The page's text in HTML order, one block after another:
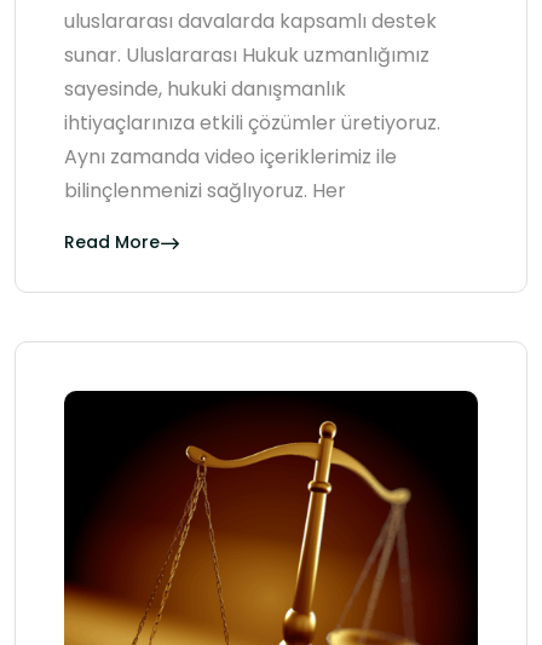
uluslararası davalarda kapsamlı destek
sunar. Uluslararası Hukuk uzmanlığımız
sayesinde, hukuki danışmanlık
ihtiyaçlarınıza etkili çözümler üretiyoruz.
Aynı zamanda video içeriklerimiz ile
bilinçlenmenizi sağlıyoruz. Her
Read More